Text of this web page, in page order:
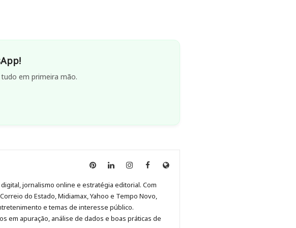
em primeira mão.
Anny
no
Pinterest
Anny
no
LinkedIn
Anny
no
Instagram
Anny
no
Facebook
Site
jornalismo online e estratégia editorial. Com
do Estado, Midiamax, Yahoo e Tempo Novo,
e temas de interesse público.
em apuração, análise de dados e boas práticas de